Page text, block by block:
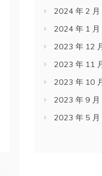
2024 年 2 月
2024 年 1 月
2023 年 12
2023 年 11
2023 年 10
2023 年 9 月
2023 年 5 月